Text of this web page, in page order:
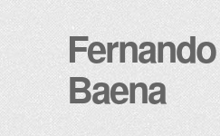
Fernando
Baena